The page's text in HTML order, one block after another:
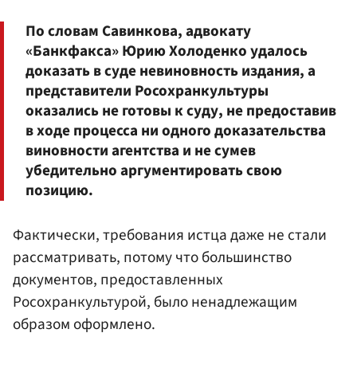
По словам Савинкова, адвокату
«Банкфакса» Юрию Холоденко удалось
доказать в суде невиновность издания, а
представители Росохранкультуры
оказались не готовы к суду, не предоставив
в ходе процесса ни одного доказательства
виновности агентства и не сумев
убедительно аргументировать свою
позицию.
Фактически, требования истца даже не стали
рассматривать, потому что большинство
документов, предоставленных
Росохранкультурой, было ненадлежащим
образом оформлено.